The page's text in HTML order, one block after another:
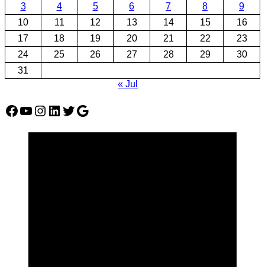
3
4 5 6 7 8
9
10
11 12 13 14 15
16
17
18 19 20 21 22
23
24
25 26 27 28 29
30
31
« Jul
Facebook
YouTube
Instagram
LinkedIn
Twitter
Google